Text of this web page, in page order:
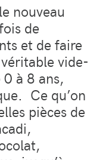
nouveau
de
et de faire
vide-
à 8 ans,
Ce qu’on
pièces de